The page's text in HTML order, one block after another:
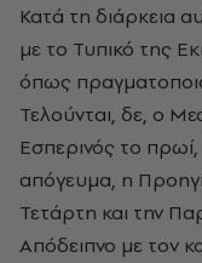
Κατά τη διάρκεια
με το Τυπικό της
όπως
Τελούνται, δε, ο
Εσπερινός το
απόγευμα, η
Τετάρτη και την
Απόδειπνο με τον